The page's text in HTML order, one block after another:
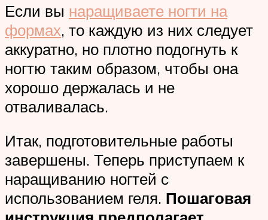
Если вы наращиваете ногти на
формах, то каждую из них следует
аккуратно, но плотно подогнуть к
ногтю таким образом, чтобы она
хорошо держалась и не
отваливалась.
Итак, подготовительные работы
завершены. Теперь приступаем к
наращиванию ногтей с
использованием геля. Пошаговая